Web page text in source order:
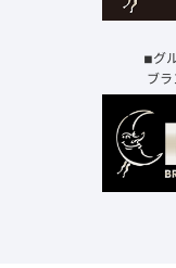
◾︎グ
ブ